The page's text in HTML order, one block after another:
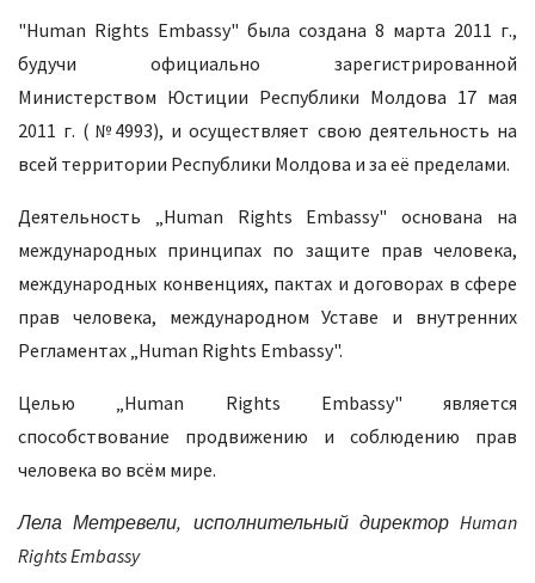
"Human Rights Embassy" была создана 8 марта 2011 г.,
будучи официально зарегистрированной
Министерством Юстиции Республики Молдова 17 мая
2011 г. (№4993), и осуществляет свою деятельность на
всей территории Республики Молдова и за её пределами.
Деятельность „Human Rights Embassy" основана на
международных принципах по защите прав человека,
международных конвенциях, пактах и договорах в сфере
прав человека, международном Уставе и внутренних
Регламентах „Human Rights Embassy".
Целью „Human Rights Embassy" является
способствование продвижению и соблюдению прав
человека во всём мире.
Лела Метревели, исполнительный директор Human
Rights Embassy